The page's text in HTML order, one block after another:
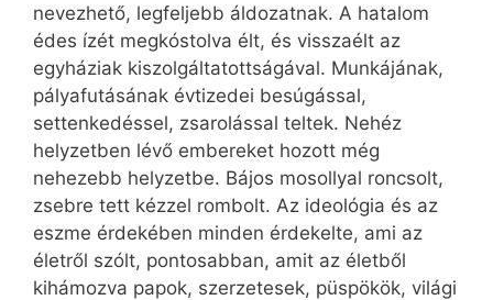
nevezhető, legfeljebb áldozatnak. A hatalom
édes ízét megkóstolva élt, és visszaélt az
egyháziak kiszolgáltatottságával. Munkájának,
pályafutásának évtizedei besúgással,
settenkedéssel, zsarolással teltek. Nehéz
helyzetben lévő embereket hozott még
nehezebb helyzetbe. Bájos mosollyal roncsolt,
zsebre tett kézzel rombolt. Az ideológia és az
eszme érdekében minden érdekelte, ami az
életről szólt, pontosabban, amit az életből
kihámozva papok, szerzetesek, püspökök, világi